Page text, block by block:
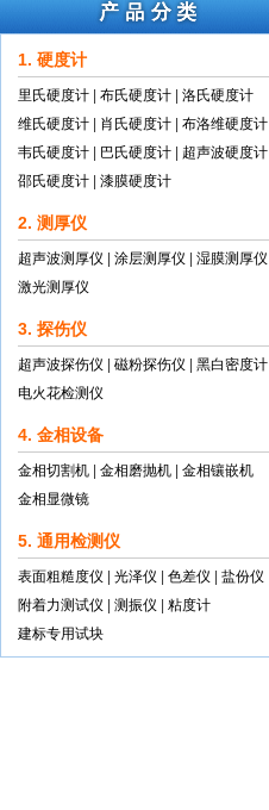
1. 硬度计
里氏硬度计 布氏硬度计
洛氏硬度计
维氏硬度计
肖氏硬度计
布洛维硬度计
韦氏硬度计
巴氏硬度计
超声波硬度计
邵氏硬度计
漆膜硬度计
2. 测厚仪
超声波测厚仪 涂层测厚仪
湿膜测厚仪
激光测厚仪
3. 探伤仪
超声波探伤仪 磁粉探伤仪
黑白密度计
电火花检测仪
4. 金相设备
金相切割机 金相磨抛机
金相镶嵌机
金相显微镜
5. 通用检测仪
表面粗糙度仪 光泽仪 色差仪
盐份仪
附着力测试仪
测振仪
粘度计
建标专用试块